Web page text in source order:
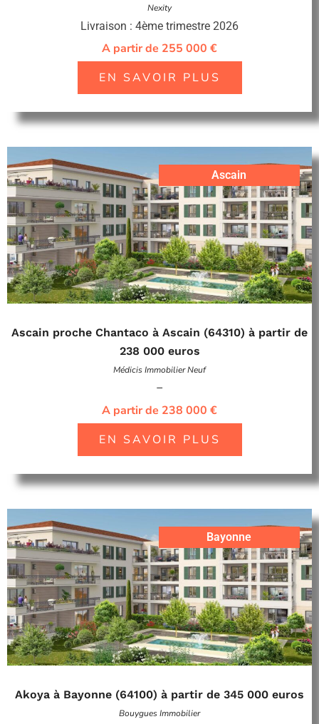
Nexity
Livraison : 4ème trimestre 2026
A partir de 255 000 €
EN SAVOIR PLUS
Ascain
Ascain proche Chantaco à Ascain (64310) à partir de
238 000 euros
Médicis Immobilier Neuf
–
A partir de 238 000 €
EN SAVOIR PLUS
Bayonne
Akoya à Bayonne (64100) à partir de 345 000 euros
Bouygues Immobilier